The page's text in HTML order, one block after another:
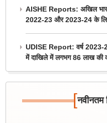
AISHE Reports: अखिल भारतीय
2022-23 और 2023-24 के
UDISE Report: वर्ष 2023-
में दाखिले में लगभग 86 लाख की
[नवीनतम